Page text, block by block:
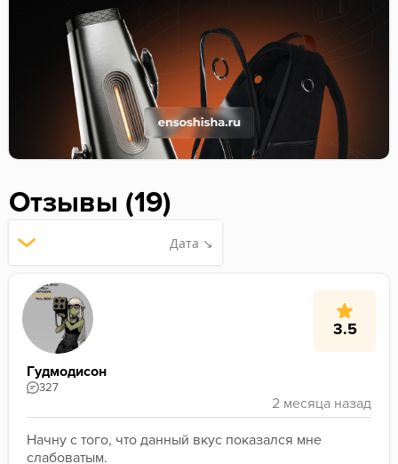
Отзывы (19)
Дата ↘
3.5
Гудмодисон
327
Начну с того, что данный вкус показался мне
слабоватым.